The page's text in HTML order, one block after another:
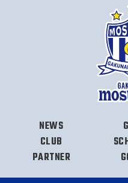
NEWS
CLUB
PARTNER